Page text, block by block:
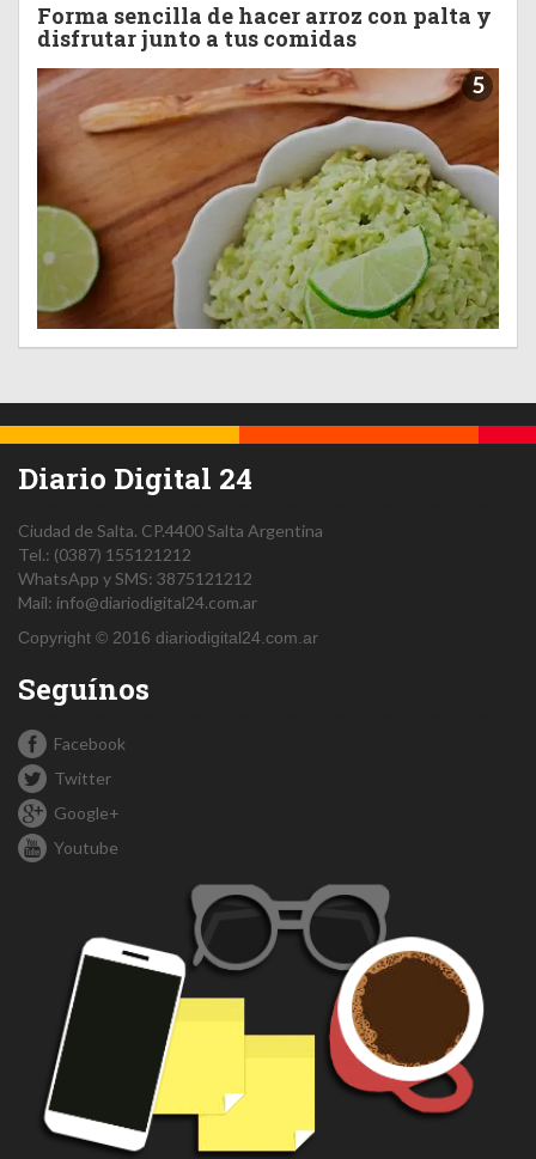
Forma sencilla de hacer arroz con palta y
disfrutar junto a tus comidas
5
Diario Digital 24
Ciudad de Salta. CP.4400Salta Argentina
Tel.: (0387) 155121212
WhatsApp y SMS: 3875121212
Mail: info@diariodigital24.com.ar
Copyright © 2016 diariodigital24.com.ar
Seguínos
Facebook
Twitter
Google+
Youtube